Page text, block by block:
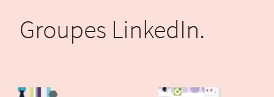
Groupes LinkedIn.